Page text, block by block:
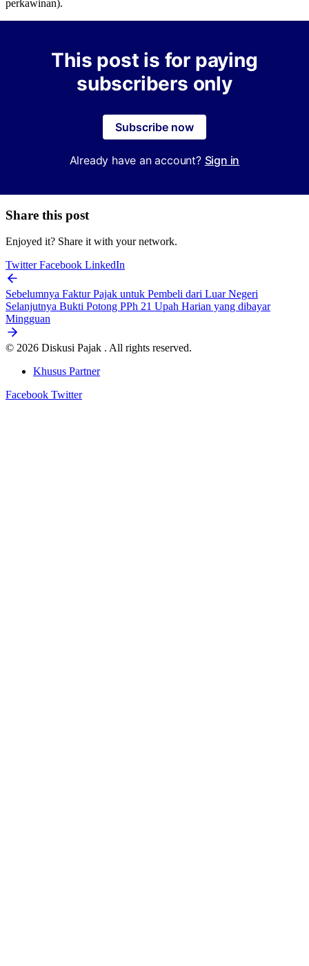
perkawinan).
This post is for paying
subscribers only
Subscribe now
Already have an account? Sign in
Share this post
Enjoyed it? Share it with your network.
TwitterFacebook LinkedIn
Sebelumnya Faktur Pajak untuk Pembeli dari Luar Negeri
Selanjutnya Bukti Potong PPh 21 Upah Harian yang dibayar
Mingguan
© 2026 Diskusi Pajak . All rights reserved.
Khusus Partner
Facebook Twitter